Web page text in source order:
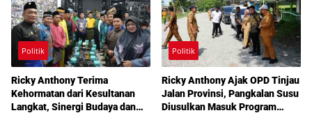
Politik
Ricky Anthony Terima
Kehormatan dari Kesultanan
Langkat, Sinergi Budaya dan
Politik
Ricky Anthony Ajak OPD Tinjau
Jalan Provinsi, Pangkalan Susu
Diusulkan Masuk Program